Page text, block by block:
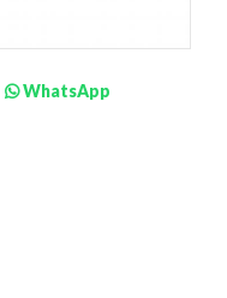
WhatsApp